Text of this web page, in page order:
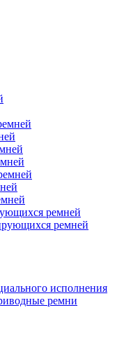
ремней
ремней
исполнения
ремни